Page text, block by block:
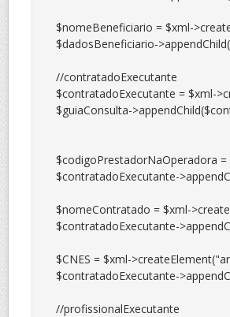
$nomeBeneficiario = $xml-
$dadosBeneficiario-
//contratadoExecutante
$contratadoExecutante = $xml-
$guiaConsulta-
$codigoPrestadorNaOperadora
$contratadoExecutante-
$nomeContratado = $xml-
$contratadoExecutante-
$CNES = $xml-
$contratadoExecutante-
//profissionalExecutante